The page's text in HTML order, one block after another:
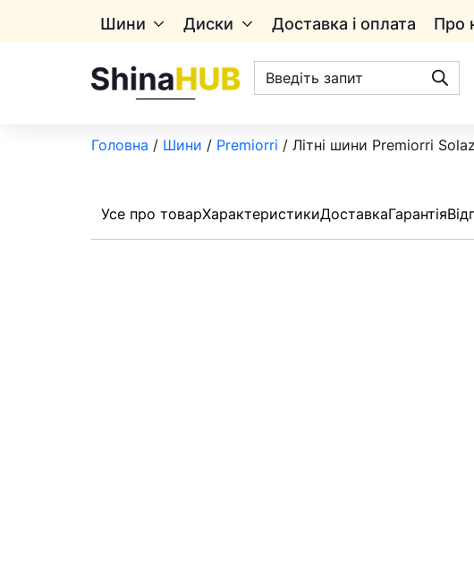
Шини Диски Доставка і оплата Про
Пошук
товарів
Головна / Шини / Premiorri / Літні шини Premiorri
Усе про товарХарактеристикиДоставкаГарантія